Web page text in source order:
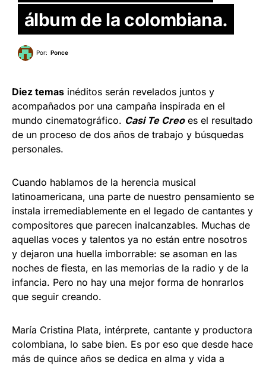
álbum de la colombiana.
Por: Ponce
Diez temas inéditos serán revelados juntos y
acompañados por una campaña inspirada en el
mundo cinematográfico. Casi Te Creo es el resultado
de un proceso de dos años de trabajo y búsquedas
personales.
Cuando hablamos de la herencia musical
latinoamericana, una parte de nuestro pensamiento se
instala irremediablemente en el legado de cantantes y
compositores que parecen inalcanzables. Muchas de
aquellas voces y talentos ya no están entre nosotros
y dejaron una huella imborrable: se asoman en las
noches de fiesta, en las memorias de la radio y de la
infancia. Pero no hay una mejor forma de honrarlos
que seguir creando.
María Cristina Plata, intérprete, cantante y productora
colombiana, lo sabe bien. Es por eso que desde hace
más de quince años se dedica en alma y vida a